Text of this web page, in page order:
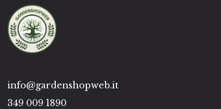
info@gardenshopweb.it
349 009 1890